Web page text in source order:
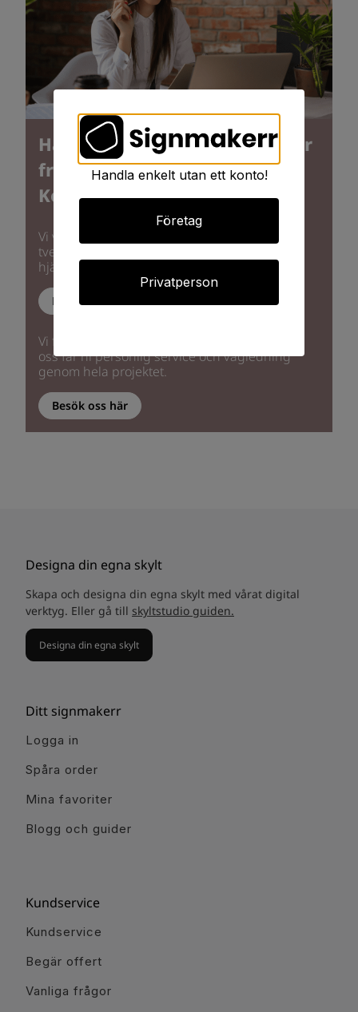
Har du några funderingar eller
frågor?
Kontakta oss!
Vi vet att det kännas svårt eller oklart ibland -
tveka därför inte på att kontakta oss så kan vi
hjälpa dig så att du får rätt skylt på rätt plats.
Kundservice
Vi finns på fler platser med lokala kontor. Hos
oss får ni personlig service och vägledning
genom hela projektet.
Besök oss här
Designa din egna skylt
Skapa och designa din egna skylt med vårat digital
verktyg. Eller gå till skyltstudio guiden.
Designa din egna skylt
Ditt signmakerr
Logga in
Spåra order
Mina favoriter
Blogg och guider
Kundservice
Kundservice
Begär offert
Vanliga frågor
Handla enkelt utan ett konto!
Företag
Privatperson